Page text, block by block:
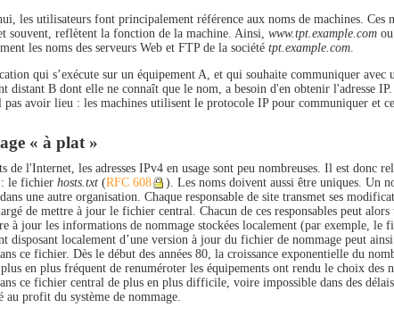
les utilisateurs font principalement référence aux noms de machines. Ces
souvent, reflètent la fonction de la machine. Ainsi, www.tpt.example.com ou
les noms des serveurs Web et FTP de la société tpt.example.com
qui s’exécute sur un équipement A, et qui souhaite communiquer avec
distant B dont elle ne connaît que le nom, a besoin d'en obtenir l'adresse
pas avoir lieu : les machines utilisent le protocole IP pour communiquer et
« à plat »
de l'Internet, les adresses IPv4 en usage sont peu nombreuses. Il est donc
: le fichier hosts.txt (RFC 608
). Les noms doivent aussi être uniques. Un
une autre organisation. Chaque responsable de site transmet ses
de mettre à jour le fichier central. Chacun de ces responsables peut
à jour les informations de nommage stockées localement (par exemple, le
disposant localement d’une version à jour du fichier de nommage peut
ce fichier. Dès le début des années 80, la croissance exponentielle du
en plus fréquent de renuméroter les équipements ont rendu le choix des
ce fichier central de plus en plus difficile, voire impossible dans des
au profit du système de nommage.